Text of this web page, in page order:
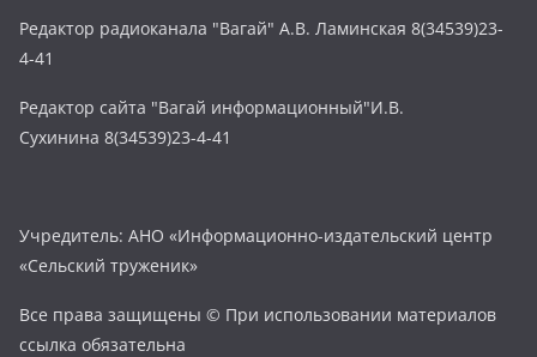
Редактор радиоканала "Вагай" А.В. Ламинская 8(34539)23-
4-41
Редактор сайта "Вагай информационный"И.В.
Сухинина 8(34539)23-4-41
Учредитель: АНО «Информационно-издательский центр
«Сельский труженик»
Все права защищены © При использовании материалов
ссылка обязательна